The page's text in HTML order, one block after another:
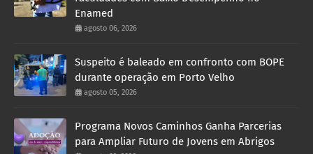
Enamed
agosto 06, 2026
Suspeito é baleado em confronto com BOPE
durante operação em Porto Velho
agosto 05, 2026
Programa Novos Caminhos Ganha Parcerias
para Ampliar Futuro de Jovens em Abrigos